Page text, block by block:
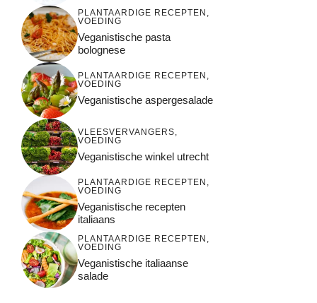
PLANTAARDIGE RECEPTEN ,
VOEDING
Veganistische pasta
bolognese
PLANTAARDIGE RECEPTEN ,
VOEDING
Veganistische aspergesalade
VLEESVERVANGERS,
VOEDING
Veganistische winkel utrecht
PLANTAARDIGE RECEPTEN ,
VOEDING
Veganistische recepten
italiaans
PLANTAARDIGE RECEPTEN ,
VOEDING
Veganistische italiaanse
salade